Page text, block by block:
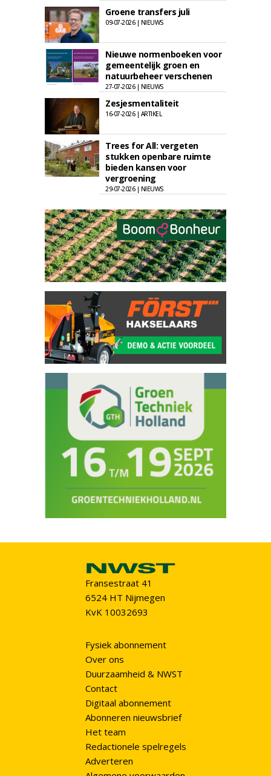
Groene transfers juli
09-07-2026 | NIEUWS
Nieuwe normenboeken voor
gemeentelijk groen en
natuurbeheer verschenen
27-07-2026 | NIEUWS
Zesjesmentaliteit
16-07-2026 | ARTIKEL
Trees for All: vergeten
stukken openbare ruimte
bieden kansen voor
vergroening
29-07-2026 | NIEUWS
Fransestraat 41
6524 HT Nijmegen
KvK 10032693
Fysiek abonnement
Over ons
Duurzaamheid & NWST
Contact
Digitaal abonnement
Abonneren nieuwsbrief
Het team
Redactionele spelregels
Adverteren